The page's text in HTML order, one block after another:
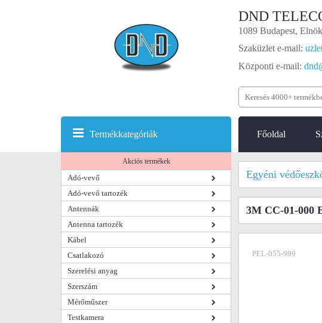
DND
1089 Budapest,
Szaküzlet e-mail:
Központi e-mail:
Főoldal
Termékkategóriák
Akciós termékek
Adó-vevő
Adó-vevő tartozék
Antennák
Antenna tartozék
Kábel
Csatlakozó
Szerelési anyag
Szerszám
Mérőműszer
Testkamera
Egyéni
3M CC-01-000
PEL-055-999